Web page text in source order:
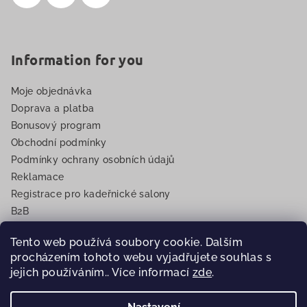
Tento web používá soubory cookie. Dalším
procházením tohoto webu vyjadřujete souhlas s
jejich používáním.. Více informací zde.
Information for you
Moje objednávka
Doprava a platba
Bonusový program
Obchodní podmínky
Podmínky ochrany osobních údajů
Reklamace
Registrace pro kadeřnické salony
B2B
Copyright 2026Eurovlasy.cz. Všechna práva vyhrazena.